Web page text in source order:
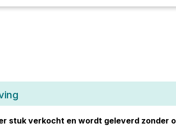
stuk verkocht en wordt geleverd zonder